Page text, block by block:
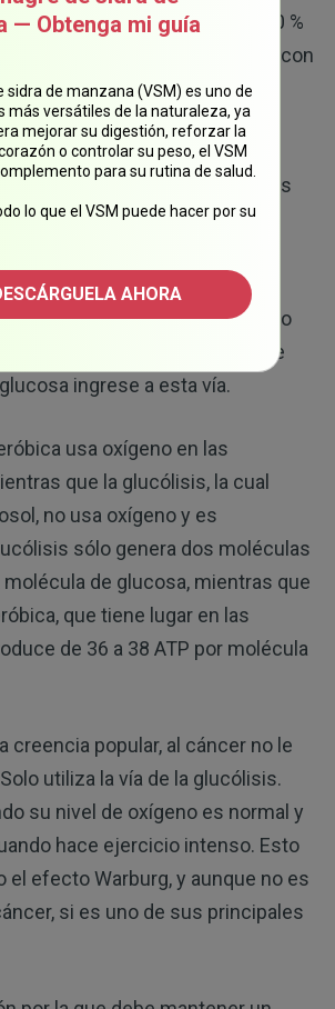
de grasas es menor del 30 %
suposicion, ya que nadie sabe con
la glucosa que consume se
CoA.
en acetil-CoA, ingresa en las
la cadena de transporte de
grasos libres también se
en acetil-CoA a través de la
allí se produce una batalla, por lo
de grasas debe ser lo bastante
ingrese a esta vía.
usa oxígeno en las
que la glucólisis, la cual
no usa oxígeno y es
sólo genera dos moléculas
molécula de glucosa, mientras que
que tiene lugar en las
de 36 a 38 ATP por molécula
creencia popular, al cáncer no le
utiliza la vía de la glucólisis.
su nivel de oxígeno es normal y
hace ejercicio intenso. Esto
el efecto Warburg, y aunque no es
si es uno de sus principales
— Obtenga mi guía
sidra de manzana (VSM) es uno de
más versátiles de la naturaleza, ya
mejorar su digestión, reforzar la
o controlar su peso, el VSM
para su rutina de salud.
lo que el VSM puede hacer por su
AHORA